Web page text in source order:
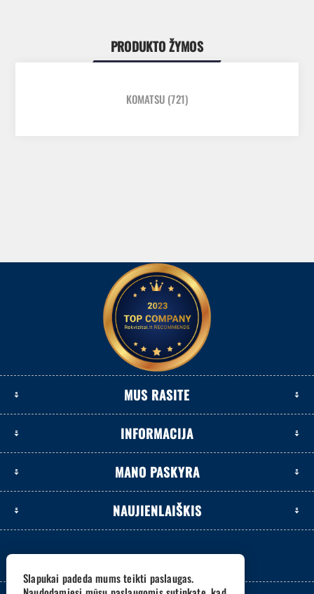
PRODUKTO ŽYMOS
KOMATSU (721)
MUS RASITE
INFORMACIJA
MANO PASKYRA
NAUJIENLAIŠKIS
Slapukai padeda mums teikti paslaugas.